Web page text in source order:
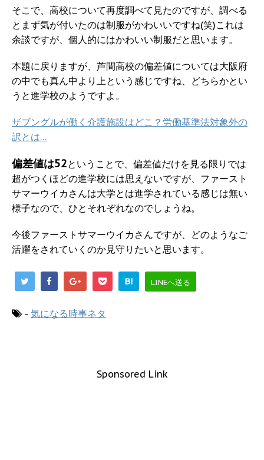
そこで、高校について再度調べて見たのですが、調べる
とまず気が付いたのは制服がかわいいですね(笑)これは
余談ですが、個人的にはかわいい制服だと思います。
本題に戻りますが、芦間高校の偏差値については大阪府
の中でも真ん中より上という感じですね、どちらかとい
うと進学校のようですよ。
ザブングルが働く介護施設はどこ？労働基準法対象外の
訳とは…
偏差値は52ということで、偏差値だけを見る限りでは
超がつくほどの進学校には思えないですが、ファースト
サマーウイカさんは大学とは進学されている感じは無い
様子なので、ひとそれぞれなのでしょうね。
今後ファーストサマーウイカさんですが、どのようなご
活躍をされていくのか見守りたいと思います。
B! LINEへ送る
- 気になる時事ネタ
Sponsored Link